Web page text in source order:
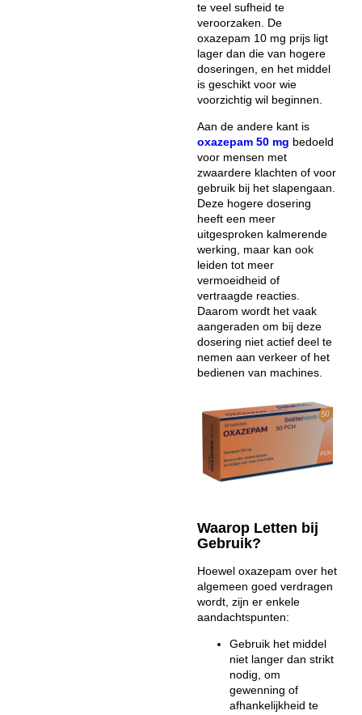
te veel sufheid te
veroorzaken. De
oxazepam 10 mg prijs ligt
lager dan die van hogere
doseringen, en het middel
is geschikt voor wie
voorzichtig wil beginnen.
Aan de andere kant is
oxazepam 50 mg bedoeld
voor mensen met
zwaardere klachten of voor
gebruik bij het slapengaan.
Deze hogere dosering
heeft een meer
uitgesproken kalmerende
werking, maar kan ook
leiden tot meer
vermoeidheid of
vertraagde reacties.
Daarom wordt het vaak
aangeraden om bij deze
dosering niet actief deel te
nemen aan verkeer of het
bedienen van machines.
Waarop Letten bij
Gebruik?
Hoewel oxazepam over het
algemeen goed verdragen
wordt, zijn er enkele
aandachtspunten:
Gebruik het middel
niet langer dan strikt
nodig, om
gewenning of
afhankelijkheid te